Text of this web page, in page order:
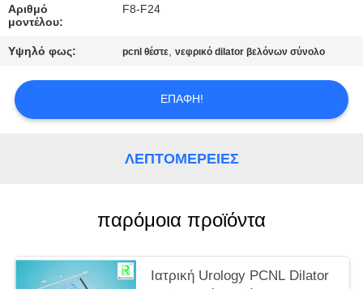
PRIVACY
Αριθμό
μοντέλου:
F8-F24
Υψηλό φως: pcnl θέστε,νεφρικό dilator βελόνων σύνολο
ΕΠΑΦΉ!
ΛΕΠΤΟΜΈΡΕΙΕΣ
παρόμοια προϊόντα
Ιατρική Urology PCNL Dilator